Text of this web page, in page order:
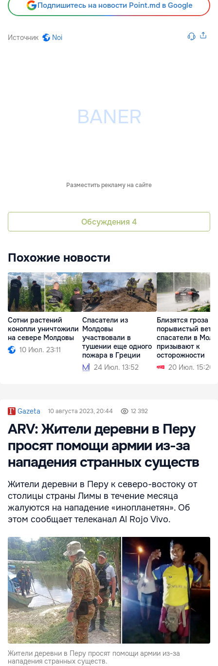
Подпишитесь на новости Point.md в Google
Источник Noi
Разместить рекламу на сайте
Обсуждения 4
Похожие новости
Сотни растений
конопли уничтожили
на севере Молдовы
10 Июл. 23:11
Спасатели из
Молдовы
участвовали в
тушении еще одного
пожара в Греции
24 Июл. 13:52
Близятся гроза и
порывистый
спасатели в
призывают к
осторожности
20 Июл. 15:20
Gazeta 10 августа 2023, 20:44 12 392
ARV: Жители деревни в Перу
просят помощи армии из-за
нападения странных существ
Жители деревни в Перу к северо-востоку от
столицы страны Лимы в течение месяца
жалуются на нападение «инопланетян». Об
этом сообщает телеканал Al Rojo Vivo.
Жители деревни в Перу просят помощи армии из-за
нападения странных существ.